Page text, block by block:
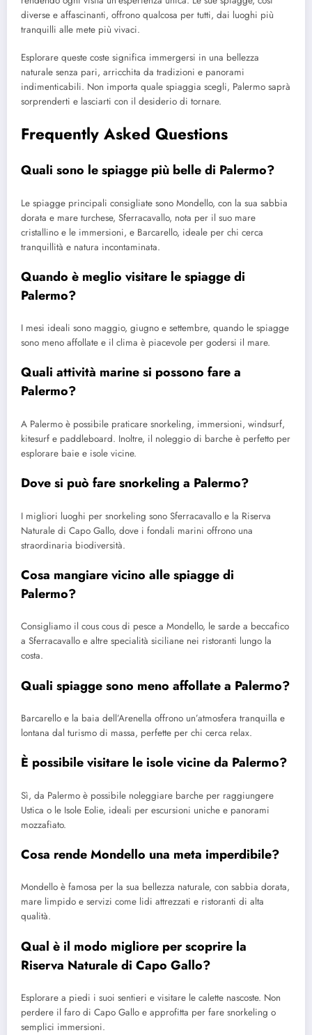
diverse e affascinanti, offrono qualcosa per tutti, dai luoghi più
tranquilli alle mete più vivaci.
Esplorare queste coste significa immergersi in una bellezza
naturale senza pari, arricchita da tradizioni e panorami
indimenticabili. Non importa quale spiaggia scegli, Palermo saprà
sorprenderti e lasciarti con il desiderio di tornare.
Frequently Asked Questions
Quali sono le spiagge più belle di Palermo?
Le spiagge principali consigliate sono Mondello, con la sua sabbia
dorata e mare turchese, Sferracavallo, nota per il suo mare
cristallino e le immersioni, e Barcarello, ideale per chi cerca
tranquillità e natura incontaminata.
Quando è meglio visitare le spiagge di
Palermo?
I mesi ideali sono maggio, giugno e settembre, quando le spiagge
sono meno affollate e il clima è piacevole per godersi il mare.
Quali attività marine si possono fare a
Palermo?
A Palermo è possibile praticare snorkeling, immersioni, windsurf,
kitesurf e paddleboard. Inoltre, il noleggio di barche è perfetto per
esplorare baie e isole vicine.
Dove si può fare snorkeling a Palermo?
I migliori luoghi per snorkeling sono Sferracavallo e la Riserva
Naturale di Capo Gallo, dove i fondali marini offrono una
straordinaria biodiversità.
Cosa mangiare vicino alle spiagge di
Palermo?
Consigliamo il cous cous di pesce a Mondello, le sarde a beccafico
a Sferracavallo e altre specialità siciliane nei ristoranti lungo la
costa.
Quali spiagge sono meno affollate a Palermo?
Barcarello e la baia dell’Arenella offrono un’atmosfera tranquilla e
lontana dal turismo di massa, perfette per chi cerca relax.
È possibile visitare le isole vicine da Palermo?
Sì, da Palermo è possibile noleggiare barche per raggiungere
Ustica o le Isole Eolie, ideali per escursioni uniche e panorami
mozzafiato.
Cosa rende Mondello una meta imperdibile?
Mondello è famosa per la sua bellezza naturale, con sabbia dorata,
mare limpido e servizi come lidi attrezzati e ristoranti di alta
qualità.
Qual è il modo migliore per scoprire la
Riserva Naturale di Capo Gallo?
Esplorare a piedi i suoi sentieri e visitare le calette nascoste. Non
perdere il faro di Capo Gallo e approfitta per fare snorkeling o
semplici immersioni.